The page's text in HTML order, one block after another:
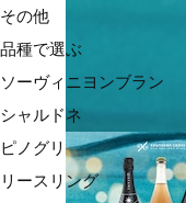
その他
品種で選ぶ
ソーヴィニヨンブラン
シャルドネ
ピノグリ
リースリング